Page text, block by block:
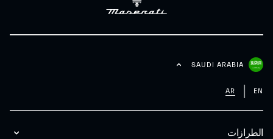
الطرازات
SAUDI ARABIA
EN
AR